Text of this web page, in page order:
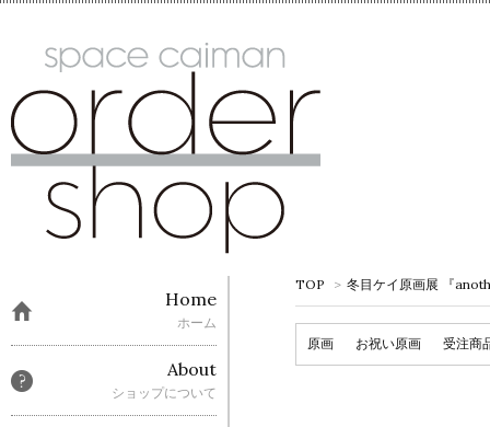
TOP > 冬目ケイ原画展 『
原画 お祝い原画 受注商
Home
ホーム
About
ショップについて